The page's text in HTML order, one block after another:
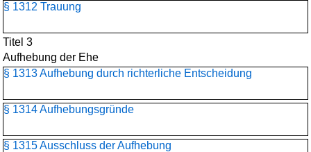
§ 1312 Trauung
Titel 3
Aufhebung der Ehe
§ 1313 Aufhebung durch richterliche Entscheidung
§ 1314 Aufhebungsgründe
§ 1315 Ausschluss der Aufhebung